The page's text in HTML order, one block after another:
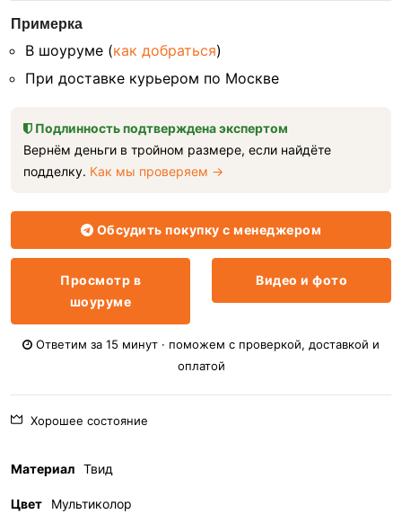
Примерка
В шоуруме (как добраться)
При доставке курьером по Москве
Подлинность подтверждена экспертом
Вернём деньги в тройном размере, если найдёте
подделку. Как мы проверяем →
Обсудить покупку с менеджером
Просмотр в
шоуруме
Видео и фото
Ответим за 15 минут · поможем с проверкой, доставкой и
оплатой
Хорошее состояние
Материал Твид
Цвет Мультиколор